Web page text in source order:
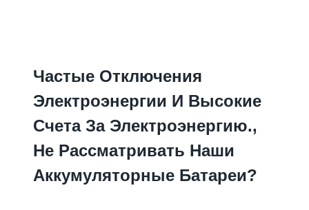
Частые Отключения
Электроэнергии И Высокие
Счета За Электроэнергию.,
Не Рассматривать Наши
Аккумуляторные Батареи?